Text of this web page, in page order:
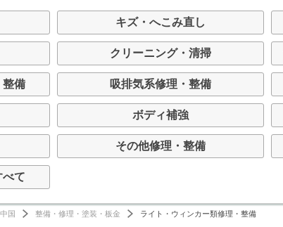
キズ・へこみ直し
クリーニング・清掃
整備 吸排気系修理・整備
ボディ補強
その他修理・整備
て
中国 整備・修理・塗装・板金 ライト・ウィンカー類修理・整備